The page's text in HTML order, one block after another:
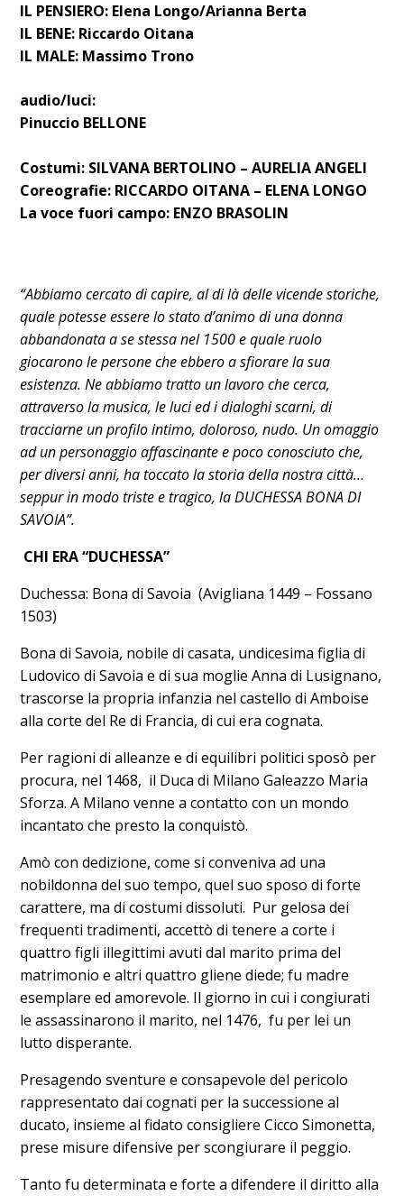
IL PENSIERO: Elena Longo/Arianna Berta
IL BENE: Riccardo Oitana
IL MALE: Massimo Trono
audio/luci:
Pinuccio BELLONE
Costumi: SILVANA BERTOLINO – AURELIA ANGELI
Coreografie: RICCARDO OITANA – ELENA LONGO
La voce fuori campo: ENZO BRASOLIN
“Abbiamo cercato di capire, al di là delle vicende storiche,
quale potesse essere lo stato d’animo di una donna
abbandonata a se stessa nel 1500 e quale ruolo
giocarono le persone che ebbero a sfiorare la sua
esistenza. Ne abbiamo tratto un lavoro che cerca,
attraverso la musica, le luci ed i dialoghi scarni, di
tracciarne un profilo intimo, doloroso, nudo. Un omaggio
ad un personaggio affascinante e poco conosciuto che,
per diversi anni, ha toccato la storia della nostra città…
seppur in modo triste e tragico, la DUCHESSA BONA DI
SAVOIA”.
CHI ERA “DUCHESSA”
Duchessa: Bona di Savoia (Avigliana 1449 – Fossano
1503)
Bona di Savoia, nobile di casata, undicesima figlia di
Ludovico di Savoia e di sua moglie Anna di Lusignano,
trascorse la propria infanzia nel castello di Amboise
alla corte del Re di Francia, di cui era cognata.
Per ragioni di alleanze e di equilibri politici sposò per
procura, nel 1468, il Duca di Milano Galeazzo Maria
Sforza. A Milano venne a contatto con un mondo
incantato che presto la conquistò.
Amò con dedizione, come si conveniva ad una
nobildonna del suo tempo, quel suo sposo di forte
carattere, ma di costumi dissoluti. Pur gelosa dei
frequenti tradimenti, accettò di tenere a corte i
quattro figli illegittimi avuti dal marito prima del
matrimonio e altri quattro gliene diede; fu madre
esemplare ed amorevole. Il giorno in cui i congiurati
le assassinarono il marito, nel 1476, fu per lei un
lutto disperante.
Presagendo sventure e consapevole del pericolo
rappresentato dai cognati per la successione al
ducato, insieme al fidato consigliere Cicco Simonetta,
prese misure difensive per scongiurare il peggio.
Tanto fu determinata e forte a difendere il diritto alla